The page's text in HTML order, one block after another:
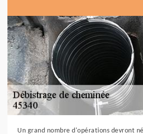
Un grand nombre d'opérations devront